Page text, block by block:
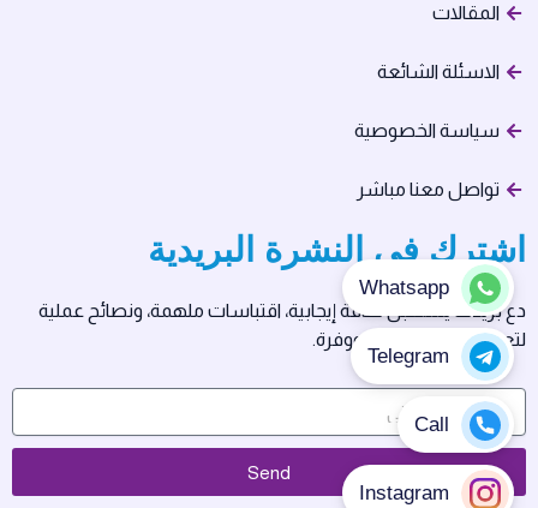
المقالات
الاسئلة الشائعة
سياسة الخصوصية
تواصل معنا مباشر
اشترك في النشرة البريدية
دع بريدك يستقبل طاقة إيجابية، اقتباسات ملهمة، ونصائح عملية
لتعيش حياتك بسلام ووفرة.
Send